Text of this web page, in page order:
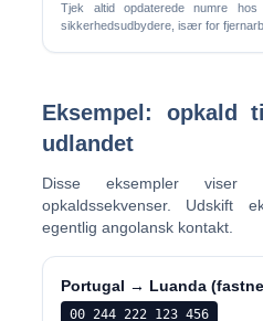
Tjek altid opdaterede numre
sikkerhedsudbydere, især for
Eksempel: opkald
udlandet
Disse eksempler viser
opkaldssekvenser. Udskift
egentlig angolansk kontakt.
Portugal → Luanda
00 244 222 123 456